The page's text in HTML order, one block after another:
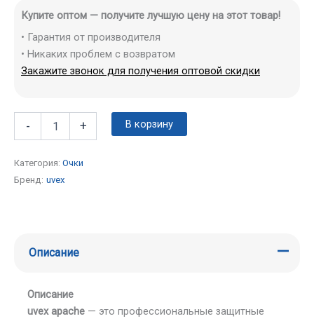
Купите оптом — получите лучшую цену на этот товар!
• Гарантия от производителя
• Никаких проблем с возвратом
Закажите звонок для получения оптовой скидки
- + В корзину
Категория: Очки
Бренд: uvex
Описание
Описание
uvex apache— это профессиональные защитные